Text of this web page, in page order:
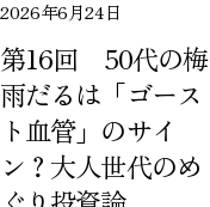
2026年6月24日
第16回 50代の梅
雨だるは「ゴース
ト血管」のサイ
ン？大人世代のめ